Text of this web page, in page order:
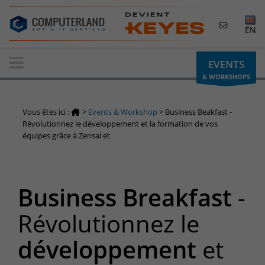
Contactez-nous
Demande d'informations
N'hésitez pas à nous contacter
Belgique
Luxembourg
+352 26 59 06 86
info-cpld@keyes.eu
Espace Clients
EN
EVENTS
& WORKSHOPS
Vous êtes ici : > Events & Workshop > Business Beakfast -
Révolutionnez le développement et la formation de vos
équipes grâce à Zensai et
Business Breakfast -
Révolutionnez le
développement et